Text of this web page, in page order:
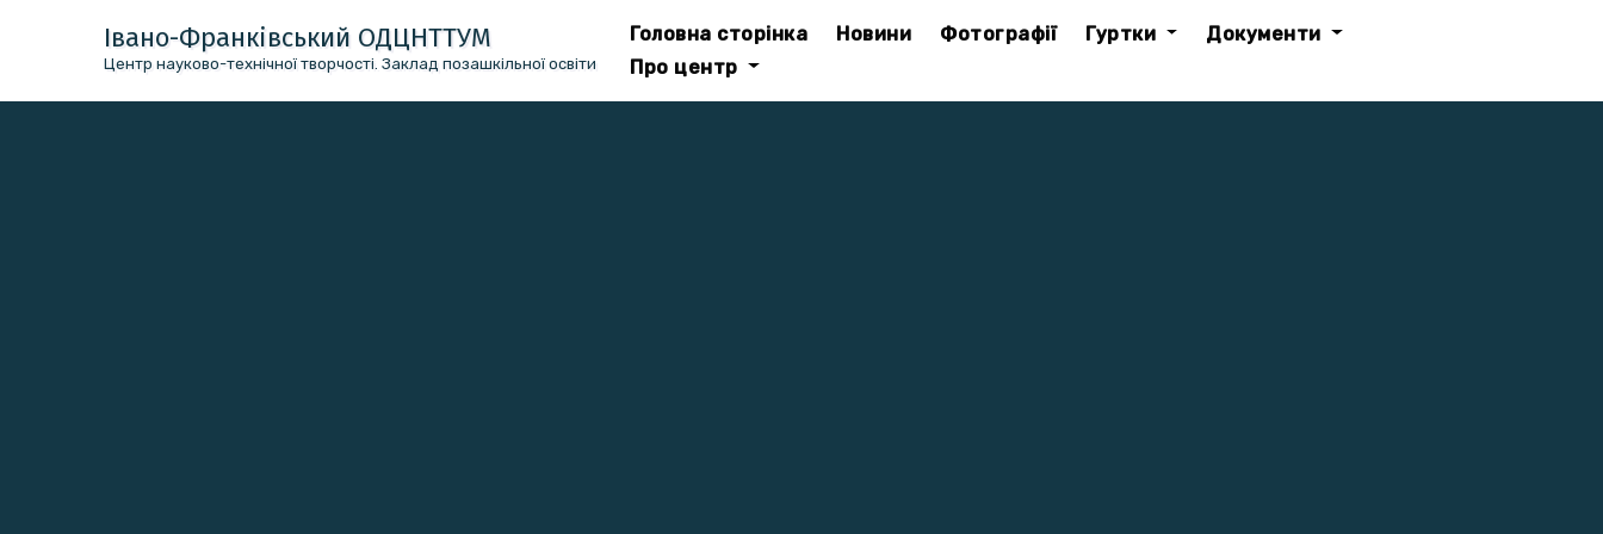
Івано-Франківський ОДЦНТТУМ
Центр науково-технічної творчості. Заклад позашкільної освіти
Головна сторінка Новини Фотографії Гуртки
Документи
Про центр